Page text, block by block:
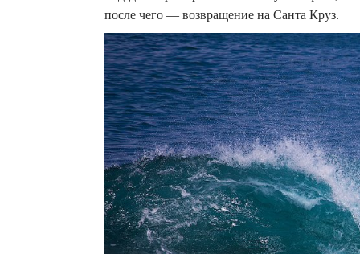
после чего — возвращение на Санта Круз.